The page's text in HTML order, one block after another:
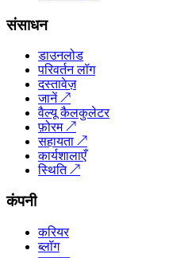
संसाधन
डाउनलोड
परिवर्तन लॉग
दस्तावेज़
जानें↗
वैल्यू कैलकुलेटर
फ़ोरम↗
सहायता ↗
कार्यशालाएँ
स्थिति↗
कंपनी
करियर
ब्लॉग